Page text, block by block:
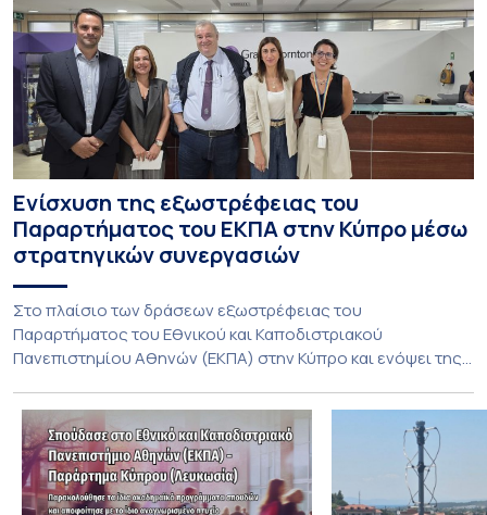
Ενίσχυση της εξωστρέφειας του
Παραρτήματος του ΕΚΠΑ στην Κύπρο μέσω
στρατηγικών συνεργασιών
Στο πλαίσιο των δράσεων εξωστρέφειας του
Παραρτήματος του Εθνικού και Καποδιστριακού
Πανεπιστημίου Αθηνών (ΕΚΠΑ) στην Κύπρο και ενόψει της
Τμήματος Οικονομικών Επιστημών και του Τμήματος
Διοίκησης Επιχειρήσεων και Οργανισμών τον Σεπτέμβριο
του 2026, ο Κοσμήτορας της Σχολής Οικονομικών και
Πολιτικών Επιστημών, Καθηγητής Νικόλαος Ηρειώτης, και ο
Πρόεδρος του Τμήματος […]